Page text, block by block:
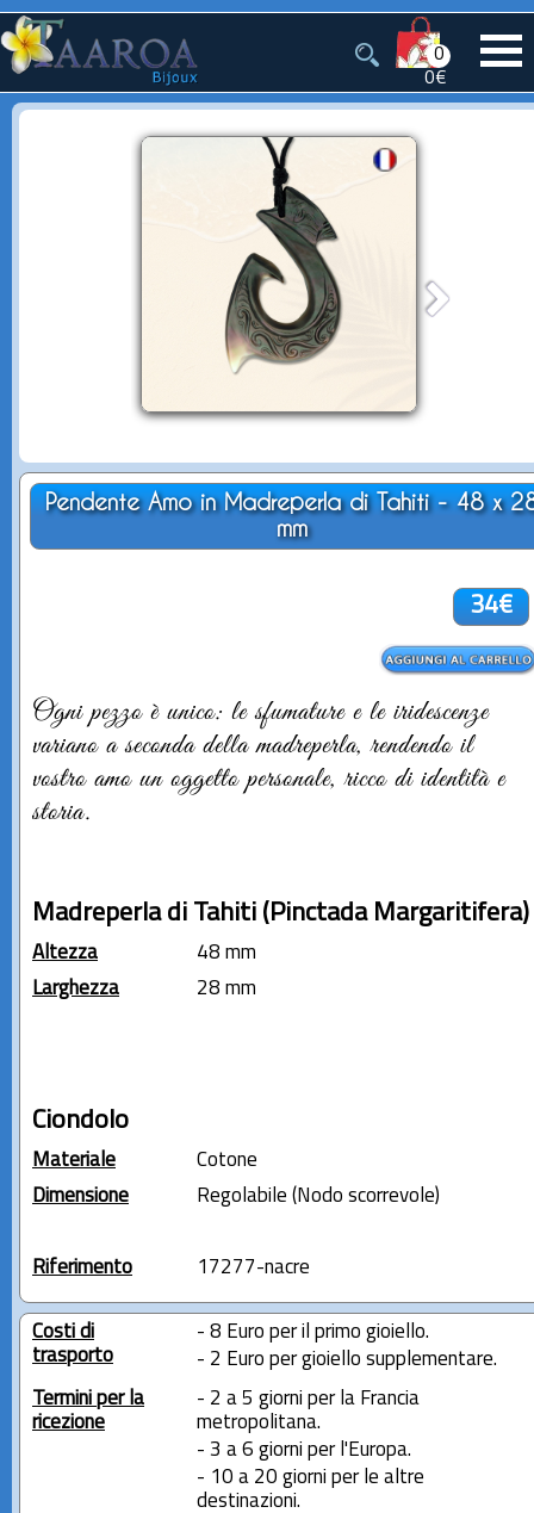
0
0€
Pendente Amo in Madreperla di Tahiti - 48 x
mm
34€
Ogni pezzo è unico: le sfumature e le iridescenze
variano a seconda della madreperla, rendendo il
vostro amo un oggetto personale, ricco di identità e
storia.
Madreperla di Tahiti (Pinctada Margaritifera)
Altezza
48 mm
Larghezza
28 mm
Ciondolo
Materiale
Cotone
Dimensione
Regolabile (Nodo scorrevole)
Riferimento 17277-nacre
Costi di
trasporto
- 8 Euro per il primo gioiello.
- 2 Euro per gioiello supplementare.
Termini per la
ricezione
- 2 a 5 giorni per la Francia
metropolitana.
- 3 a 6 giorni per l'Europa.
- 10 a 20 giorni per le altre
destinazioni.